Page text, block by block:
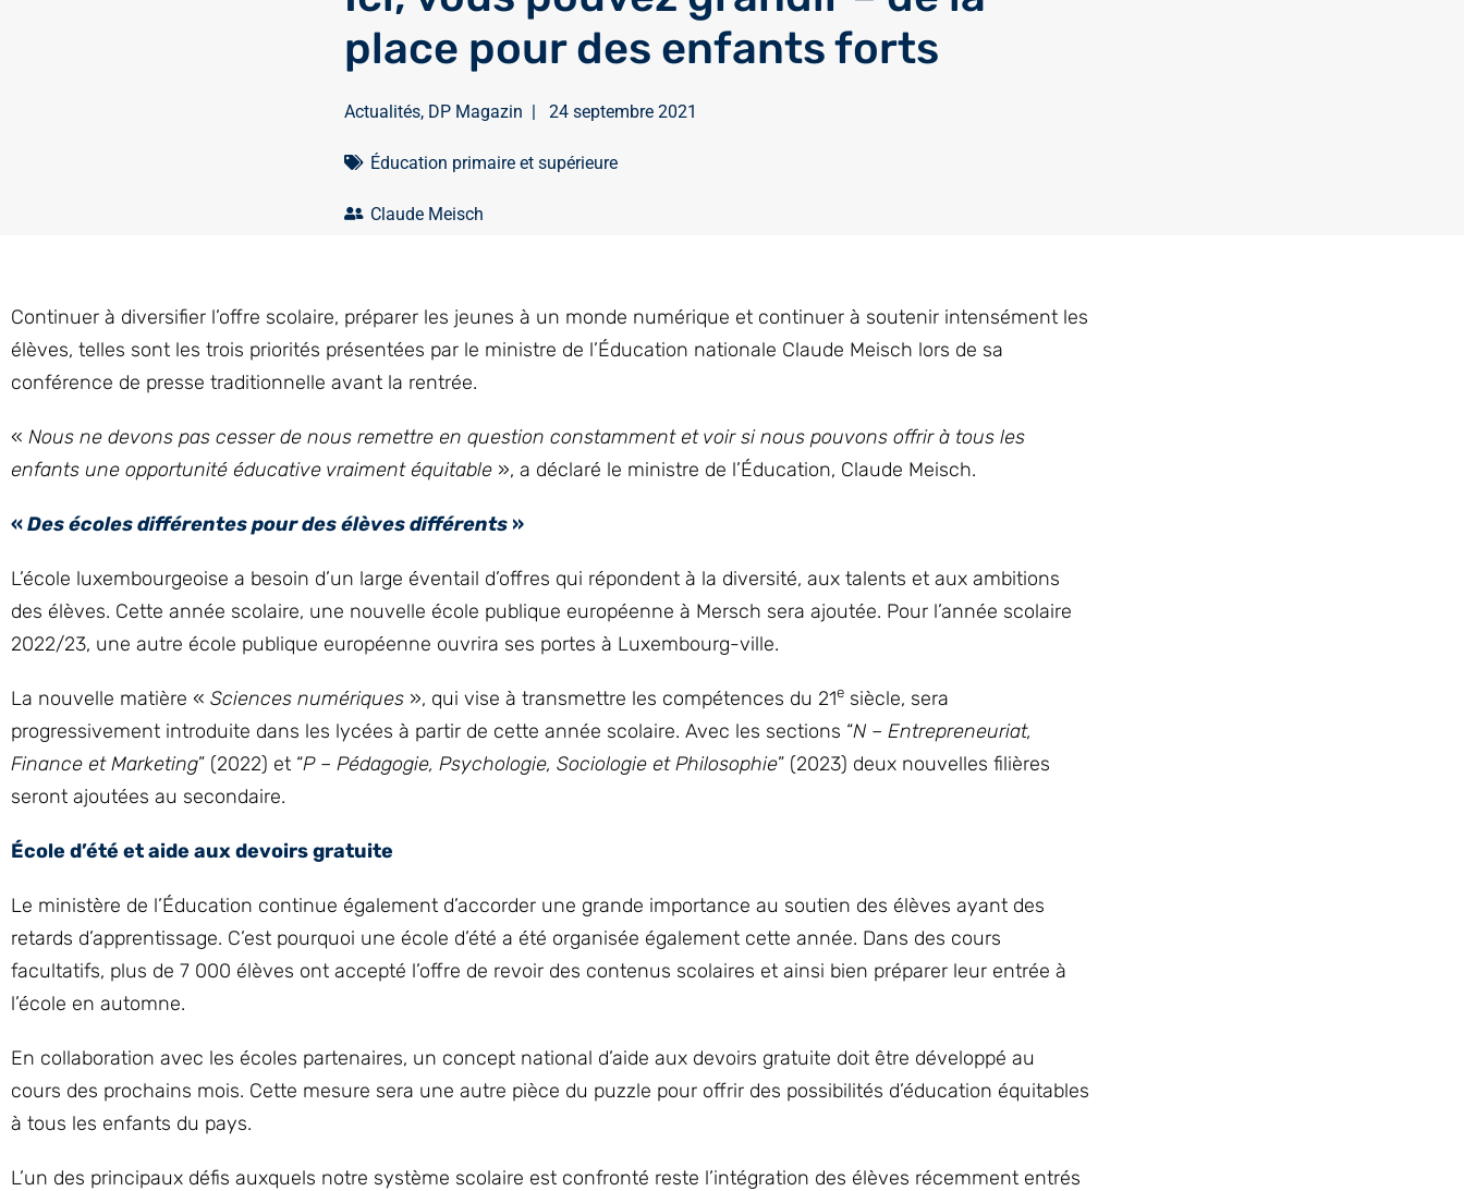
place pour des enfants forts
Actualités, DP Magazin | 24 septembre 2021
Éducation primaire et supérieure
Claude Meisch
Continuer à diversifier l’offre scolaire, préparer les jeunes à un monde numérique et continuer à soutenir intensément les
élèves, telles sont les trois priorités présentées par le ministre de l’Éducation nationale Claude Meisch lors de sa
conférence de presse traditionnelle avant la rentrée.
« Nous ne devons pas cesser de nous remettre en question constamment et voir si nous pouvons offrir à tous les
enfants une opportunité éducative vraiment équitable », a déclaré le ministre de l’Éducation, Claude Meisch.
«Des écoles différentes pour des élèves différents »
L’école luxembourgeoise a besoin d’un large éventail d’offres qui répondent à la diversité, aux talents et aux ambitions
des élèves. Cette année scolaire, une nouvelle école publique européenne à Mersch sera ajoutée. Pour l’année scolaire
2022/23, une autre école publique européenne ouvrira ses portes à Luxembourg-ville.
La nouvelle matière « Sciences numériques », qui vise à transmettre les compétences du 21e siècle, sera
progressivement introduite dans les lycées à partir de cette année scolaire. Avec les sections “N – Entrepreneuriat,
Finance et Marketing” (2022) et “P – Pédagogie, Psychologie, Sociologie et Philosophie” (2023) deux nouvelles filières
seront ajoutées au secondaire.
École d’été et aide aux devoirs gratuite
Le ministère de l’Éducation continue également d’accorder une grande importance au soutien des élèves ayant des
retards d’apprentissage. C’est pourquoi une école d’été a été organisée également cette année. Dans des cours
facultatifs, plus de 7 000 élèves ont accepté l’offre de revoir des contenus scolaires et ainsi bien préparer leur entrée à
l’école en automne.
En collaboration avec les écoles partenaires, un concept national d’aide aux devoirs gratuite doit être développé au
cours des prochains mois. Cette mesure sera une autre pièce du puzzle pour offrir des possibilités d’éducation équitables
à tous les enfants du pays.
L’un des principaux défis auxquels notre système scolaire est confronté reste l’intégration des élèves récemment entrés